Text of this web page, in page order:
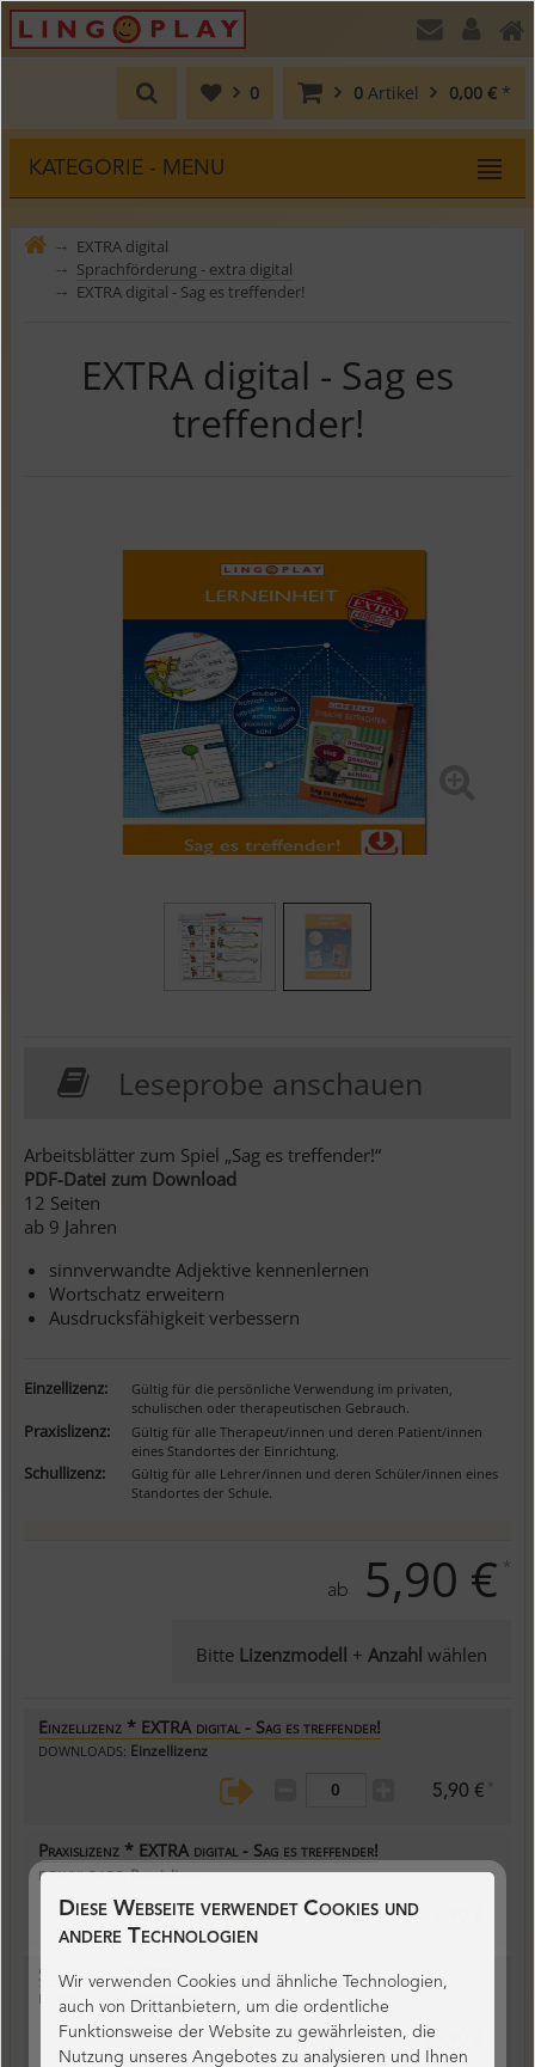
0 Artikel 0,00 € *
0
KATEGORIE - MENU
⤍ EXTRA digital
⤍ Sprachförderung - extra digital
⤍ EXTRA digital - Sag es treffender!
EXTRA digital - Sag es
treffender!
Leseprobe anschauen
Arbeitsblätter zum Spiel „Sag es treffender!“
PDF-Datei zum Download
12 Seiten
ab 9 Jahren
sinnverwandte Adjektive kennenlernen
Wortschatz erweitern
Ausdrucksfähigkeit verbessern
Einzellizenz:
Gültig für die persönliche Verwendung im privaten,
schulischen oder therapeutischen Gebrauch.
Praxislizenz:
Gültig für alle Therapeut/innen und deren Patient/innen
eines Standortes der Einrichtung.
Schullizenz:
Gültig für alle Lehrer/innen und deren Schüler/innen eines
Standortes der Schule.
ab 5,90 € *
Bitte Lizenzmodell +Anzahl wählen
Einzellizenz * EXTRA digital - Sag es treffender!
DOWNLOADS: Einzellizenz
5,90 € *
Praxislizenz * EXTRA digital - Sag es treffender!
DOWNLOADS:Praxislizenz
Schullizenz * EXTRA digital - Sag es treffender!
DOWNLOADS: Schullizenz
15,90 €
Diese Webseite verwendet Cookies und
andere Technologien
Wir verwenden Cookies und ähnliche Technologien,
auch von Drittanbietern, um die ordentliche
Funktionsweise der Website zu gewährleisten, die
Nutzung unseres Angebotes zu analysieren und Ihnen